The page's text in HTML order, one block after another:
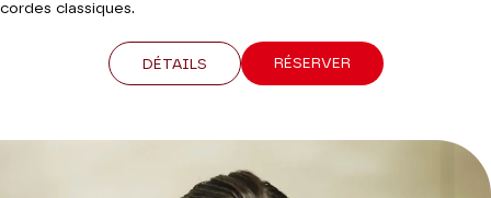
cordes classiques.
DÉTAILS RÉSERVER